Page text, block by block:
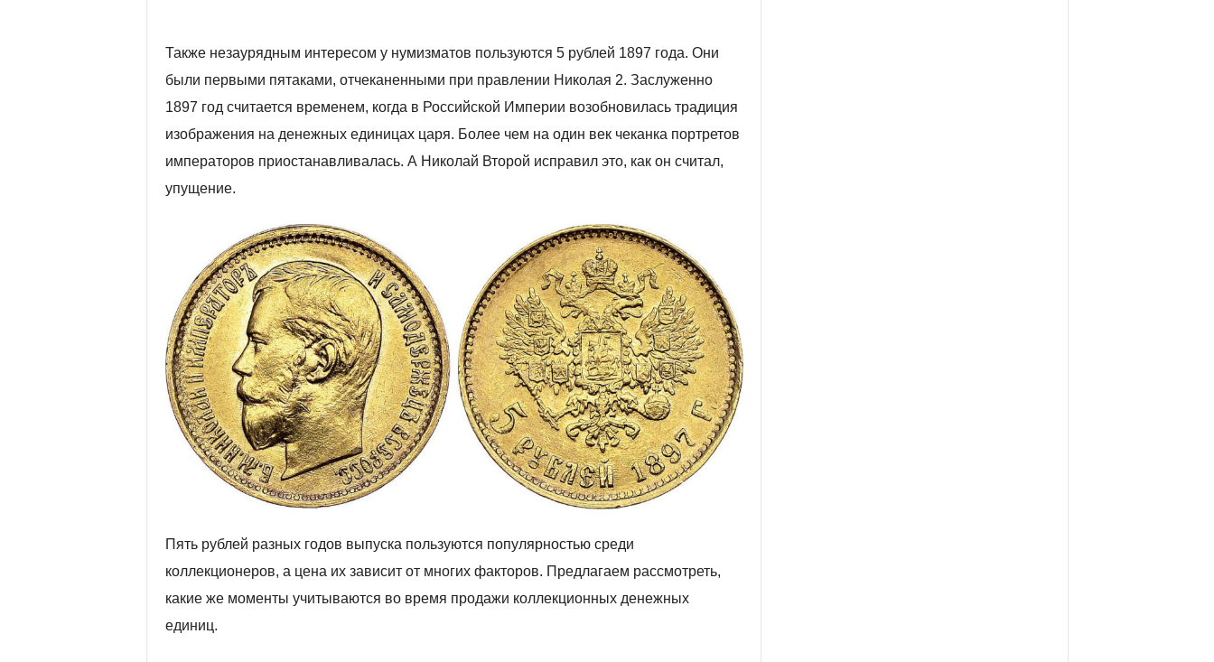
Также незаурядным интересом у нумизматов пользуются 5 рублей 1897 года. Они
были первыми пятаками, отчеканенными при правлении Николая 2. Заслуженно
1897 год считается временем, когда в Российской Империи возобновилась традиция
изображения на денежных единицах царя. Более чем на один век чеканка портретов
императоров приостанавливалась. А Николай Второй исправил это, как он считал,
упущение.
Пять рублей разных годов выпуска пользуются популярностью среди
коллекционеров, а цена их зависит от многих факторов. Предлагаем рассмотреть,
какие же моменты учитываются во время продажи коллекционных денежных
единиц.